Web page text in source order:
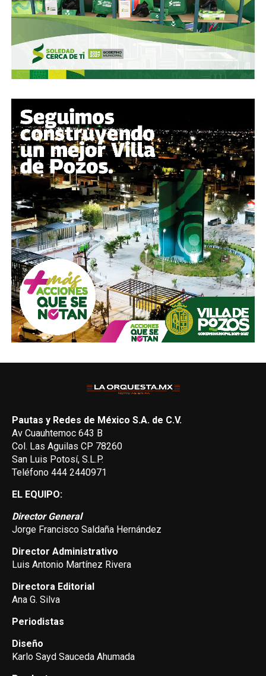
Pautas y Redes de México S.A. de C.V.
Av Cuauhtemoc 643 B
Col. Las Aguilas CP 78260
San Luis Potosí, S.L.P.
Teléfono 444 2440971
EL EQUIPO:
Director General
Jorge Francisco Saldaña Hernández
Director Administrativo
Luis Antonio Martínez Rivera
Directora Editorial
Ana G. Silva
Periodistas
Diseño
Karlo Sayd Sauceda Ahumada